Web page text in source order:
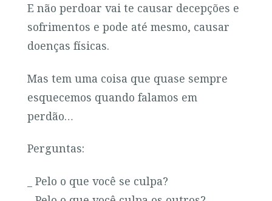
E não perdoar vai te causar decepções e
sofrimentos e pode até mesmo, causar
doenças físicas.
Mas tem uma coisa que quase sempre
esquecemos quando falamos em
perdão…
Perguntas:
_ Pelo o que você se culpa?